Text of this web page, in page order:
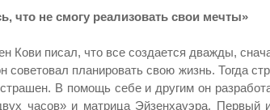
что не смогу реализовать свои мечты»
Кови писал, что все создается дважды,
советовал планировать свою жизнь. Тогда
В помощь себе и другим он
часов» и матрица Эйзенхауэра. Первый